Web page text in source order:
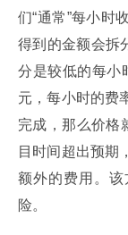
们“通常”每小时
得到的金额会拆
分是较低的每小
元，每小时的费
完成，那么价格
目时间超出预期
额外的费用。
险。